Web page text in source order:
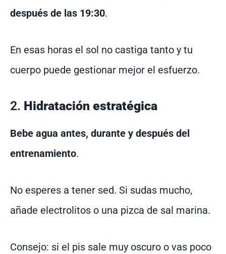
después de las 19:30.
En esas horas el sol no castiga tanto y tu
cuerpo puede gestionar mejor el esfuerzo.
2. Hidratación estratégica
Bebe agua antes, durante y después del
entrenamiento.
No esperes a tener sed. Si sudas mucho,
añade electrolitos o una pizca de sal marina.
Consejo: si el pis sale muy oscuro o vas poco